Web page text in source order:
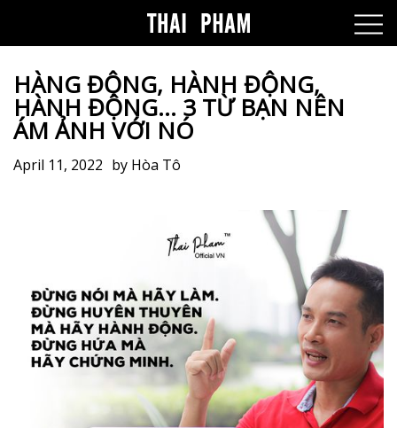
HÀNG ĐỘNG, HÀNH ĐỘNG,
HÀNH ĐỘNG… 3 TỪ BẠN NÊN
ÁM ẢNH VỚI NÓ
April 11, 2022 by Hòa Tô